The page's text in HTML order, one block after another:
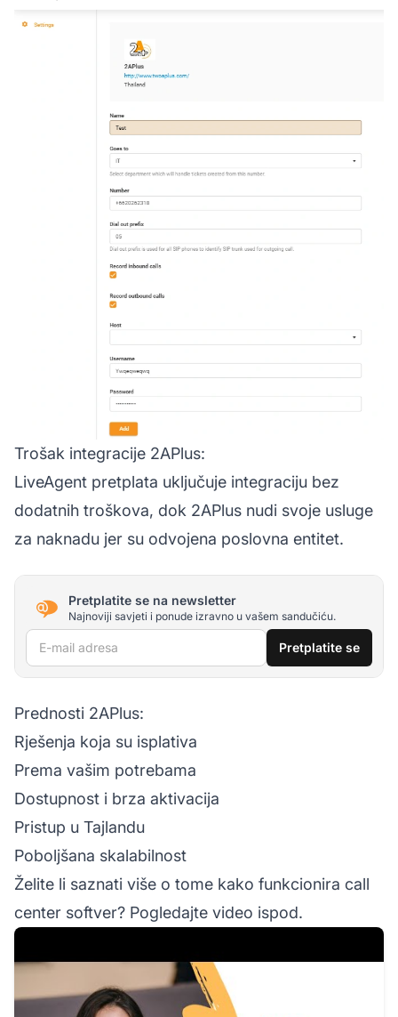
Trošak integracije 2APlus:
LiveAgent pretplata uključuje integraciju bez
dodatnih troškova, dok 2APlus nudi svoje usluge
za naknadu jer su odvojena poslovna entitet.
Pretplatite se na newsletter
Najnoviji savjeti i ponude izravno u vašem sandučiću.
E-mail adresa Pretplatite se
Prednosti 2APlus:
Rješenja koja su isplativa
Prema vašim potrebama
Dostupnost i brza aktivacija
Pristup u Tajlandu
Poboljšana skalabilnost
Želite li saznati više o tome kako funkcionira call
center softver? Pogledajte video ispod.